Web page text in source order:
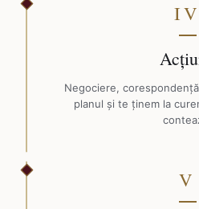
IV
Negociere,
planul și te ținem la
V